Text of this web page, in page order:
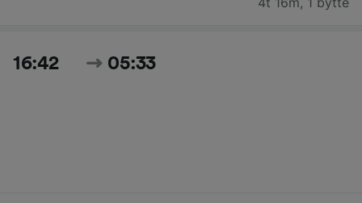
16:42 05:33